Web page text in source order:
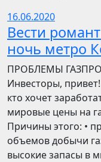
16.06.2020
Вести
ночь метро
ПРОБЛЕМЫ
Инвесторы,
кто хочет
мировые цены на
Причины этого: •
объемов добычи
высокие запасы в